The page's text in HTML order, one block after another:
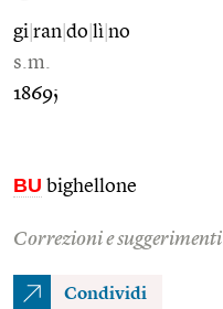
gi ran do lì no
s.m.
1869;
BU bighellone
Correzioni e suggerimenti
Condividi